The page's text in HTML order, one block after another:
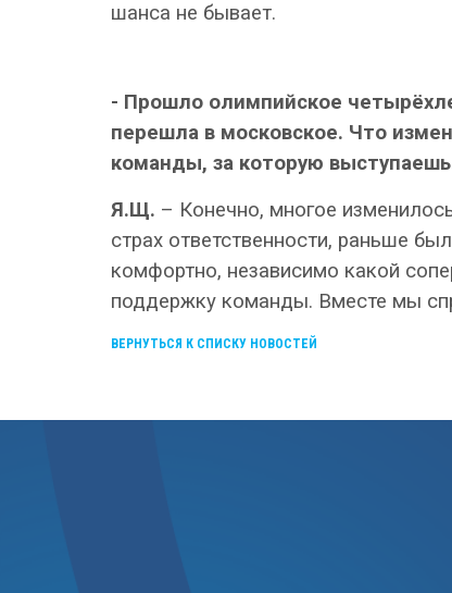
шанса не бывает.
- Прошло олимпийское
перешла в московское. Что
команды, за которую
Я.Щ. – Конечно, многое
страх ответственности, раньше
комфортно, независимо какой
поддержку команды. Вместе мы
ВЕРНУТЬСЯ К СПИСКУ НОВОСТЕЙ